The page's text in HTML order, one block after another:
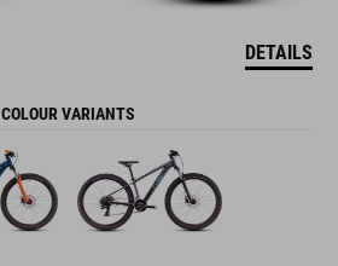
DETAILS
COLOUR VARIANTS